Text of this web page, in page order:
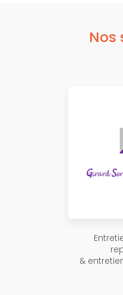
Nos
&